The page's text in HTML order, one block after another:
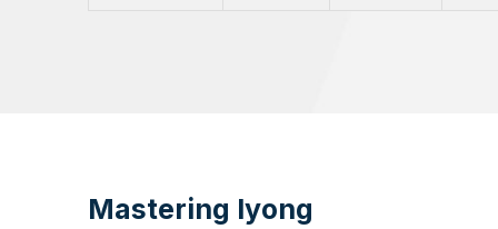
Mastering Iyong